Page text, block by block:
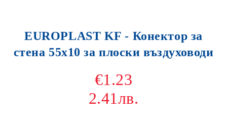
EUROPLAST KF - Конектор за
стена 55x10 за плоски въздуховоди
€1.23
2.41лв.